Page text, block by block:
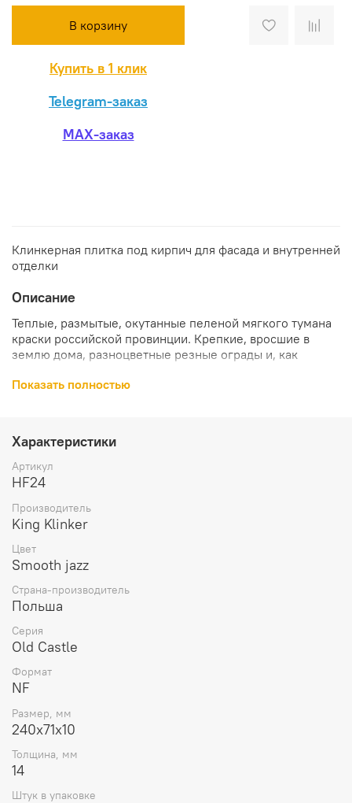
В корзину
Купить в 1 клик
Telegram-заказ
MAX-заказ
Клинкерная плитка под кирпич для фасада и внутренней
отделки
Описание
Теплые, размытые, окутанные пеленой мягкого тумана
краски российской провинции. Крепкие, вросшие в
землю дома, разноцветные резные ограды и, как
полуразрушенных церквей. Даже в потертой
особое величие, какая-то скрытая неразгаданная тайна.
Стильный клинкер компании King Klinker чем-то
неуловимым перекликается с молчаливыми
свидетелями глубокой старины – то ли густыми
ли непостижимой тайной.
Показать полностью
Характеристики
Артикул
HF24
Производитель
King Klinker
Цвет
Smooth jazz
Страна-производитель
Польша
Серия
Old Castle
Формат
NF
Размер, мм
240x71x10
Толщина, мм
14
Штук в упаковке